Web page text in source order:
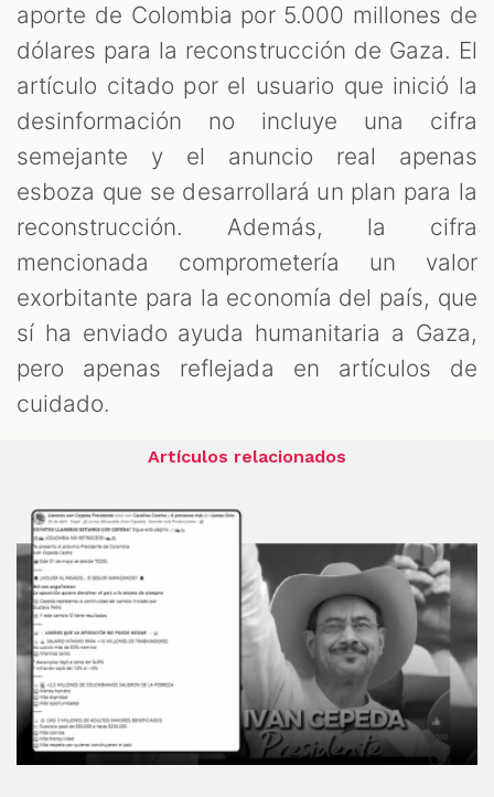
aporte de Colombia por 5.000 millones de
dólares para la reconstrucción de Gaza. El
artículo citado por el usuario que inició la
desinformación no incluye una cifra
semejante y el anuncio real apenas
esboza que se desarrollará un plan para la
reconstrucción. Además, la cifra
mencionada comprometería un valor
exorbitante para la economía del país, que
sí ha enviado ayuda humanitaria a Gaza,
pero apenas reflejada en artículos de
cuidado.
Artículos relacionados